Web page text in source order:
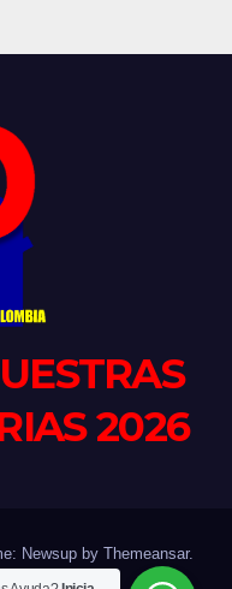
2026
Newsup by Themeansar.